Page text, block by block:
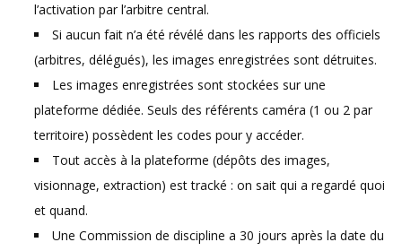
l’activation par l’arbitre central.
Si aucun fait n’a été révélé dans les rapports des officiels
(arbitres, délégués), les images enregistrées sont détruites.
Les images enregistrées sont stockées sur une
plateforme dédiée. Seuls des référents caméra (1 ou 2 par
territoire) possèdent les codes pour y accéder.
Tout accès à la plateforme (dépôts des images,
visionnage, extraction) est tracké : on sait qui a regardé quoi
et quand.
Une Commission de discipline a 30 jours après la date du